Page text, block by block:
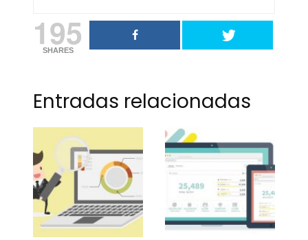
195
SHARES
Entradas relacionadas